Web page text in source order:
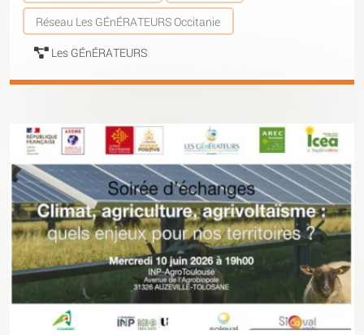
Réseau Les GÉnÉRATEURS Occitanie
Les GÉnÉRATEURS